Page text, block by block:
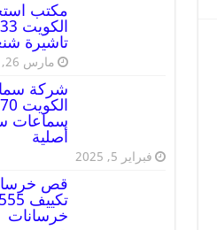
مكتب
تاشيرة
مارس 26, 2025
شركة
أصلية
فبراير 5, 2025
قص
خرسانات